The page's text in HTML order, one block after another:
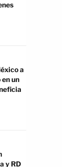
a
un
y RD